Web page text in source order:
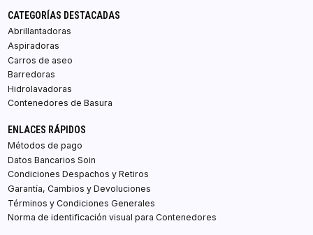
CATEGORÍAS DESTACADAS
Abrillantadoras
Aspiradoras
Carros de aseo
Barredoras
Hidrolavadoras
Contenedores de Basura
ENLACES RÁPIDOS
Métodos de pago
Datos Bancarios Soin
Condiciones Despachos y Retiros
Garantía, Cambios y Devoluciones
Términos y Condiciones Generales
Norma de identificación visual para Contenedores